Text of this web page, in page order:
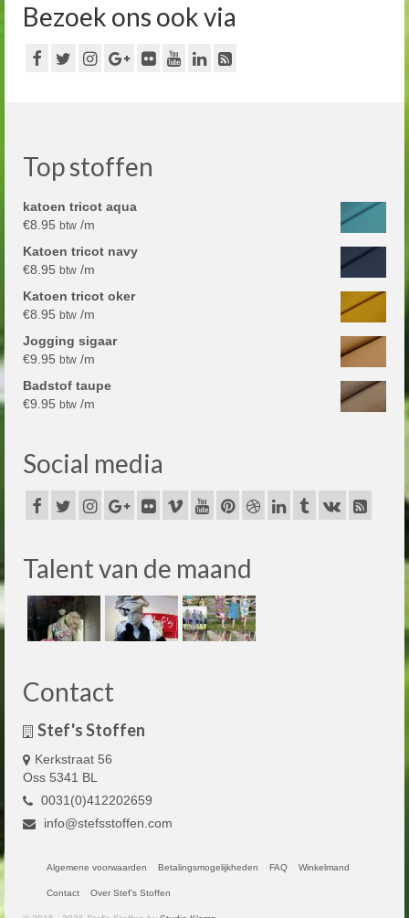
Bezoek ons ook via
Top stoffen
katoen tricot aqua
€8.95 btw /m
Katoen tricot navy
€8.95 btw /m
Katoen tricot oker
€8.95 btw /m
Jogging sigaar
€9.95 btw /m
Badstof taupe
€9.95 btw /m
Social media
Talent van de maand
Contact
Stef's Stoffen
Kerkstraat 56
Oss 5341 BL
0031(0)412202659
info@stefsstoffen.com
Algemene voorwaarden Betalingsmogelijkheden FAQ Winkelmand
Contact Over Stef’s Stoffen